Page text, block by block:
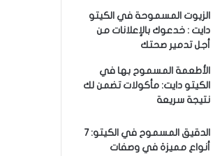
الزيوت المسموحة في الكيتو
دايت : خدعوك بالإعلانات من
أجل تدمير صحتك
الأطعمة المسموح بها في
الكيتو دايت: مأكولات تضمن لك
نتيجة سريعة
الدقيق المسموح في الكيتو: 7
أنواع مميزة في وصفات